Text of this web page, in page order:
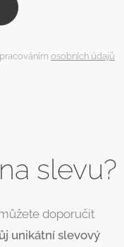
osobních údajů
slevu?
doporučit
unikátní slevový